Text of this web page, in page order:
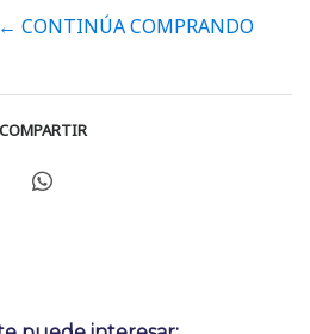
← CONTINÚA COMPRANDO
COMPARTIR